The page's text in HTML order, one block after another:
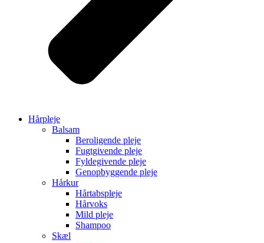
Hårpleje
Balsam
Beroligende pleje
Fugtgivende pleje
Fyldegivende pleje
Genopbyggende pleje
Hårkur
Hårtabspleje
Hårvoks
Mild pleje
Shampoo
Skæl